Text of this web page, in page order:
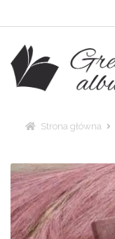
Strona główna